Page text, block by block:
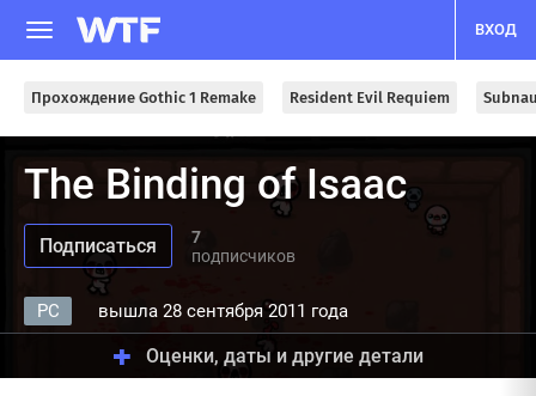
ВХОД
Прохождение Gothic 1 Remake Resident Evil Requiem
The Binding of Isaac
7
подписчиков
PC вышла 28 сентября 2011 года
Оценки, даты и другие детали